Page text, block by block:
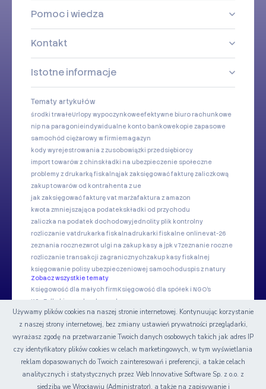
Pomoc i wiedza
Kontakt
Istotne informacje
Tematy artykułów
środki trwałeUrlopy wypoczynkoweefektywne biuro rachunkowe
nip na paragonieindywidualne konto bankowekopie zapasowe
samochód ciężarowy w firmiemagazyn
kody wyrejestrowania z zusobowiązki przedsiębiorcy
import towarów z chinskładki na ubezpieczenie społeczne
problemy z drukarką fiskalnąjak zaksięgować fakturę zaliczkową
zakup towarów od kontrahenta z ue
jak zaksięgować fakturę vat marżafaktura z amazon
kwota zmniejszająca podatekskładki od przychodu
zaliczka na podatek dochodowyjednolity plik kontrolny
rozliczanie vatdrukarka fiskalnadrukarki fiskalne onlinevat-26
zeznania rocznezwrot ulgi na zakup kasy a jpk v7zeznanie roczne
rozliczanie transakcji zagranicznychzakup kasy fiskalnej
księgowanie polisy ubezpieczeniowej samochoduspis z natury
Zobacz wszystkie tematy
Księgowość dla małych firmKsięgowość dla spółek i NGO's
KSeF dla biur rachunkowych
Nasze serwisy
Certyfikat
Używamy plików cookies na naszej stronie internetowej. Kontynuując korzystanie
z naszej strony internetowej, bez zmiany ustawień prywatności przeglądarki,
wyrażasz zgodę na przetwarzanie Twoich danych osobowych takich jak adres IP
czy identyfikatory plików cookies w celach marketingowych, w tym wyświetlania
reklam dopasowanych do Twoich zainteresowań i preferencji, a także celach
analitycznych i statystycznych przez Web Innovative Software Sp. z o.o. z
siedzibą we Wrocławiu (Administrator), a także na zapisywanie i